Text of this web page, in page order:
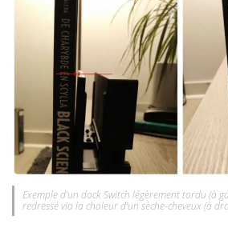
Exemple d’un dock Switch légèrement tordu (à
redressé via la chaleur d’un sèche-cheveux (à